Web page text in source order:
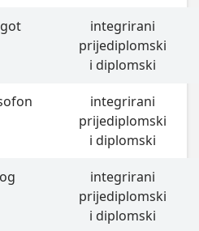
integrirani
prijediplomski
i diplomski
integrirani
prijediplomski
i diplomski
integrirani
prijediplomski
i diplomski